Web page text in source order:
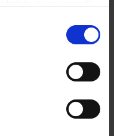
lloc web de la
coneixement
dibuixos botànics
Edifici Històric
Miquel Porter i Moix